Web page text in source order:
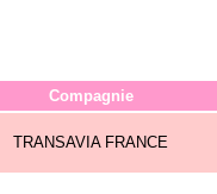
Compagnie
TRANSAVIA FRANCE